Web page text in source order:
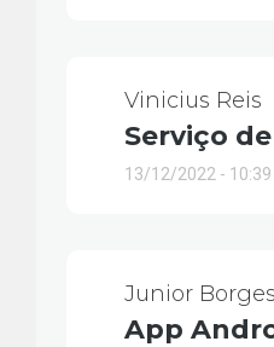
Vinicius Reis
Serviço
13/12/2022 - 10:39
Junior Borges
App